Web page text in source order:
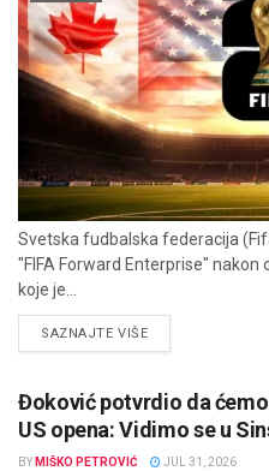
Svetska fudbalska federacija
"FIFA Forward Enterprise"
koje je...
SAZNAJTE VIŠEDETAILS
Đoković potvrdio da
US opena: Vidimo se u
BY MIŠKO PETROVIĆ JUL 31, 2026